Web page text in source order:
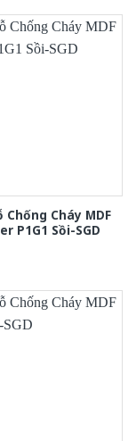
Chống Cháy MDF
P1G1 Sồi-SGD